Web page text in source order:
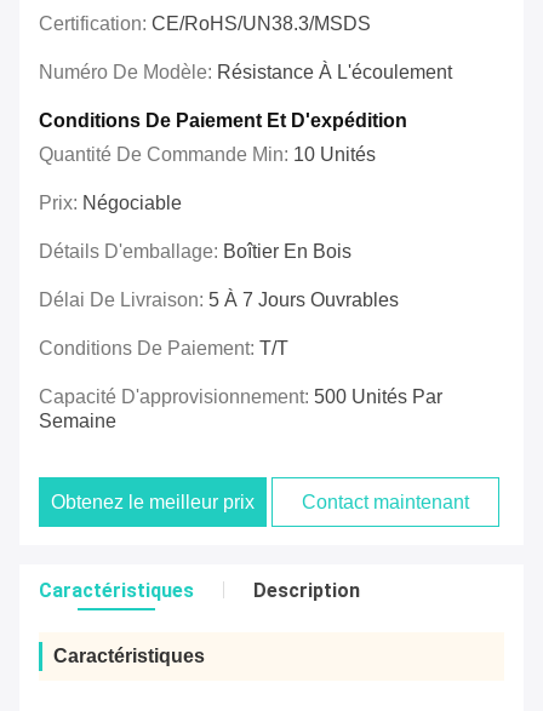
Certification: CE/RoHS/UN38.3/MSDS
Numéro De Modèle: Résistance À L'écoulement
Conditions De Paiement Et D'expédition
Quantité De Commande Min: 10 Unités
Prix: Négociable
Détails D'emballage: Boîtier En Bois
Délai De Livraison: 5 À 7 Jours Ouvrables
Conditions De Paiement: T/T
Capacité D'approvisionnement: 500 Unités Par
Semaine
Obtenez le meilleur prix Contact maintenant
Caractéristiques Description
Caractéristiques